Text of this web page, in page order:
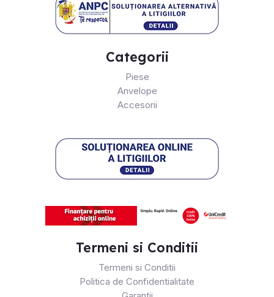
Categorii
Piese
Anvelope
Accesorii
Termeni si Conditii
Termeni si Conditii
Politica de Confidentialitate